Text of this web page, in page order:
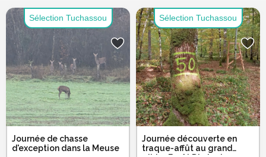
Sélection Tuchassou
Journée de chasse
d'exception dans la Meuse
Sélection Tuchassou
Journée découverte en
traque-affût au grand